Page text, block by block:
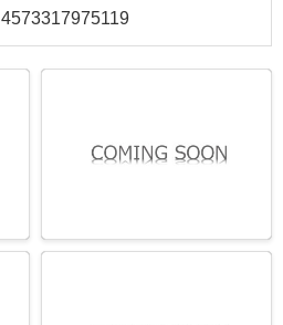
4573317975119